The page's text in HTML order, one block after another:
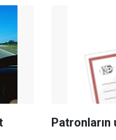
Patronların